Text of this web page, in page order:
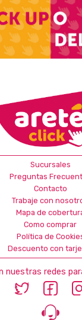
Sucursales
Preguntas
Contacto
Trabaje con
Mapa de
Como comprar
Política de
Descuento con
nuestras redes